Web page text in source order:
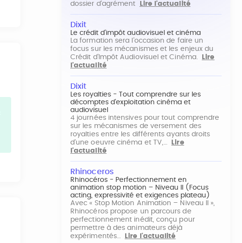
dossier d'agrément
Lire l'actualité
Dixit
Le crédit d'impôt audiovisuel et cinéma
La formation sera l'occasion de faire un
focus sur les mécanismes et les enjeux du
Crédit d'Impôt Audiovisuel et Cinéma.
Lire
l'actualité
Dixit
Les royalties - Tout comprendre sur les
décomptes d'exploitation cinéma et
audiovisuel
4 journées intensives pour tout comprendre
sur les mécanismes de versement des
royalties entre les différents ayants droits
d'une oeuvre cinéma et TV,…
Lire
l'actualité
Rhinoceros
Rhinocéros - Perfectionnement en
animation stop motion – Niveau II (Focus
acting, expressivité et exigences plateau)
Avec « Stop Motion Animation – Niveau II »,
Rhinocéros propose un parcours de
perfectionnement inédit, conçu pour
permettre à des animateurs déjà
expérimentés…
Lire l'actualité